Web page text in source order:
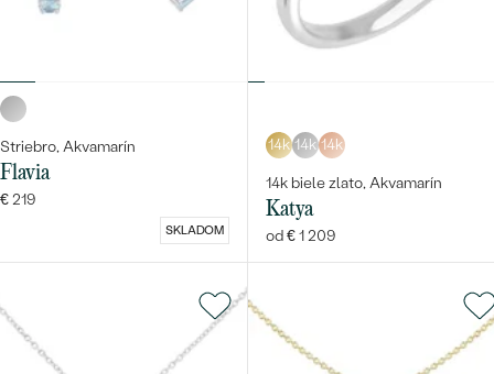
Striebro, Akvamarín
Flavia
€ 219
SKLADOM
14k 14k 14k
14k biele zlato, Akvamarín
Katya
od € 1 209